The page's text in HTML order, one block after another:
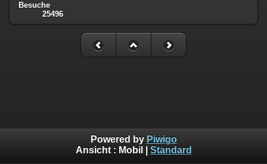
Besuche
25496
Powered by Piwigo
Ansicht : Mobil Standard